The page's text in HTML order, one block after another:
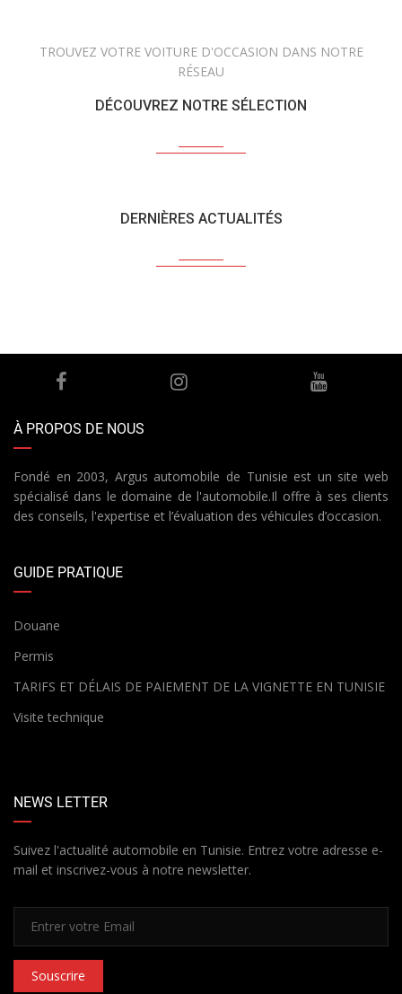
TROUVEZ VOTRE VOITURE D'OCCASION DANS NOTRE
RÉSEAU
DÉCOUVREZ NOTRE SÉLECTION
DERNIÈRES ACTUALITÉS
À PROPOS DE NOUS
Fondé en 2003, Argus automobile de Tunisie est un site web
spécialisé dans le domaine de l'automobile.Il offre à ses clients
des conseils, l'expertise et l’évaluation des véhicules d’occasion.
GUIDE PRATIQUE
Douane
Permis
TARIFS ET DÉLAIS DE PAIEMENT DE LA VIGNETTE EN TUNISIE
Visite technique
NEWS LETTER
Suivez l'actualité automobile en Tunisie. Entrez votre adresse e-
mail et inscrivez-vous à notre newsletter.
Souscrire